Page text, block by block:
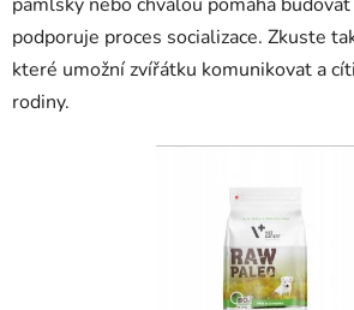
podporuje proces socializace. Zkuste
které umožní zvířátku komunikovat a
rodiny.